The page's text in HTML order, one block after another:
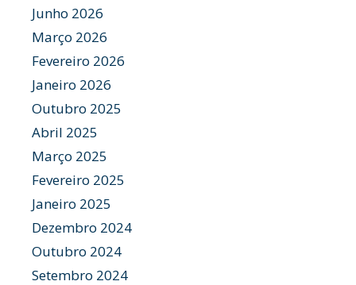
Junho 2026
Março 2026
Fevereiro 2026
Janeiro 2026
Outubro 2025
Abril 2025
Março 2025
Fevereiro 2025
Janeiro 2025
Dezembro 2024
Outubro 2024
Setembro 2024